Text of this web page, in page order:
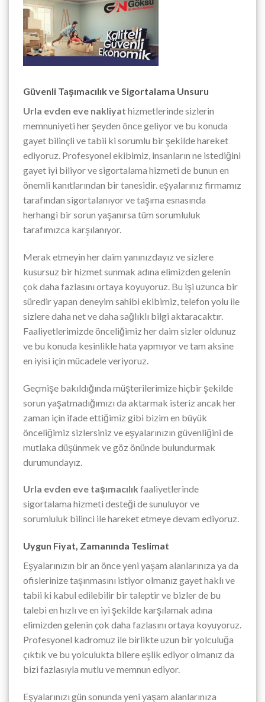
Güvenli Taşımacılık ve Sigortalama Unsuru
Urla evden eve nakliyat hizmetlerinde sizlerin
memnuniyeti her şeyden önce geliyor ve bu konuda
gayet bilinçli ve tabii ki sorumlu bir şekilde hareket
ediyoruz. Profesyonel ekibimiz, insanların ne istediğini
gayet iyi biliyor ve sigortalama hizmeti de bunun en
önemli kanıtlarından bir tanesidir. eşyalarınız firmamız
tarafından sigortalanıyor ve taşıma esnasında
herhangi bir sorun yaşanırsa tüm sorumluluk
tarafımızca karşılanıyor.
Merak etmeyin her daim yanınızdayız ve sizlere
kusursuz bir hizmet sunmak adına elimizden gelenin
çok daha fazlasını ortaya koyuyoruz. Bu işi uzunca bir
süredir yapan deneyim sahibi ekibimiz, telefon yolu ile
sizlere daha net ve daha sağlıklı bilgi aktaracaktır.
Faaliyetlerimizde önceliğimiz her daim sizler oldunuz
ve bu konuda kesinlikle hata yapmıyor ve tam aksine
en iyisi için mücadele veriyoruz.
Geçmişe bakıldığında müşterilerimize hiçbir şekilde
sorun yaşatmadığımızı da aktarmak isteriz ancak her
zaman için ifade ettiğimiz gibi bizim en büyük
önceliğimiz sizlersiniz ve eşyalarınızın güvenliğini de
mutlaka düşünmek ve göz önünde bulundurmak
durumundayız.
Urla evden eve taşımacılık faaliyetlerinde
sigortalama hizmeti desteği de sunuluyor ve
sorumluluk bilinci ile hareket etmeye devam ediyoruz.
Uygun Fiyat, Zamanında Teslimat
Eşyalarınızın bir an önce yeni yaşam alanlarınıza ya da
ofislerinize taşınmasını istiyor olmanız gayet haklı ve
tabii ki kabul edilebilir bir taleptir ve bizler de bu
talebi en hızlı ve en iyi şekilde karşılamak adına
elimizden gelenin çok daha fazlasını ortaya koyuyoruz.
Profesyonel kadromuz ile birlikte uzun bir yolculuğa
çıktık ve bu yolculukta bilere eşlik ediyor olmanız da
bizi fazlasıyla mutlu ve memnun ediyor.
Eşyalarınızı gün sonunda yeni yaşam alanlarınıza